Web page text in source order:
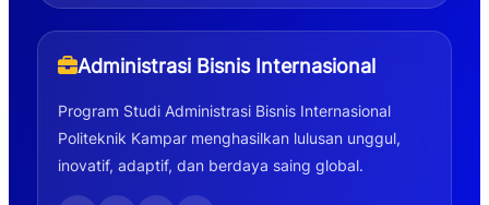
Administrasi Bisnis Internasional
Program Studi Administrasi Bisnis Internasional
Politeknik Kampar menghasilkan lulusan unggul,
inovatif, adaptif, dan berdaya saing global.